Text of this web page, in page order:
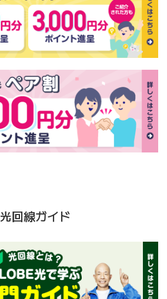
光回線ガイド